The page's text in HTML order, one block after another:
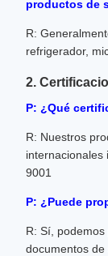
productos de
R:
refrigerador,
2.
P: ¿Qué
R: Nuestros
internacionales
9001
P: ¿Puede
R: Sí,
documentos